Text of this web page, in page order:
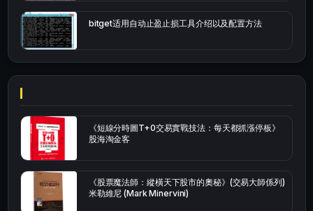
bitget适用自动止盈止损工具介绍以及配置方法
《短線分時圖T+0交易實戰技法：每天都抓漲停板》
股海淘金客
《股票魔法師：縱橫天下股市的奧秘》(交易大師係列)
米勒維尼 (Mark Minervini)